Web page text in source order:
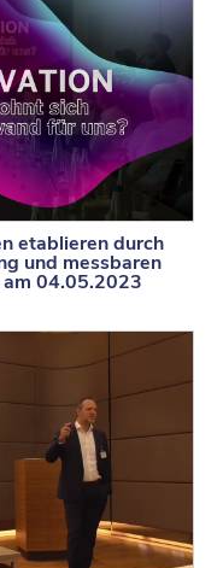
etablieren durch
und messbaren
04.05.2023